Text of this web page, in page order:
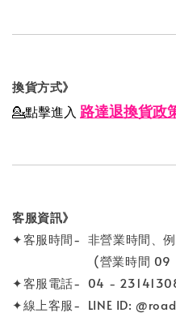
換貨方式》
💁點擊進入 路達退換貨政
客服資訊》
✦客服時間- 非營業時間、
(營業時間 09：
✦客服電話- 04 -
✦線上客服- LINE ID: